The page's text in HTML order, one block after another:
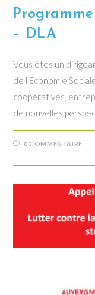
– DLA
Vous êtes un
de l’Economie
coopératives,
de nouvelles
0 COMMENTAIRE